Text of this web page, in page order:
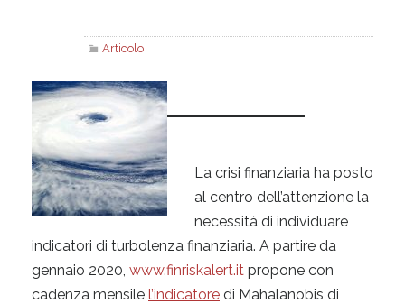
Articolo
La crisi finanziaria ha posto
al centro dell’attenzione la
necessità di individuare
indicatori di turbolenza finanziaria. A partire da
gennaio 2020, www.finriskalert.it propone con
cadenza mensile l’indicatore di Mahalanobis di